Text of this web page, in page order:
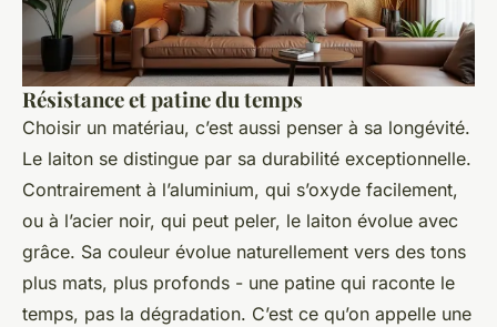
Résistance et patine du temps
Choisir un matériau, c’est aussi penser à sa longévité.
Le laiton se distingue par sa durabilité exceptionnelle.
Contrairement à l’aluminium, qui s’oxyde facilement,
ou à l’acier noir, qui peut peler, le laiton évolue avec
grâce. Sa couleur évolue naturellement vers des tons
plus mats, plus profonds - une patine qui raconte le
temps, pas la dégradation. C’est ce qu’on appelle une